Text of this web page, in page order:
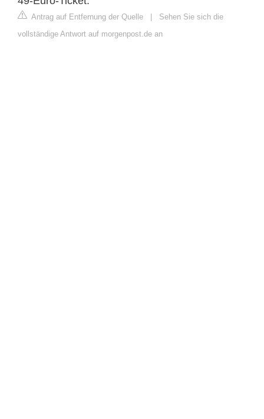
Antrag auf Entfernung der Quelle | Sehen Sie sich die
vollständige Antwort auf morgenpost.de an